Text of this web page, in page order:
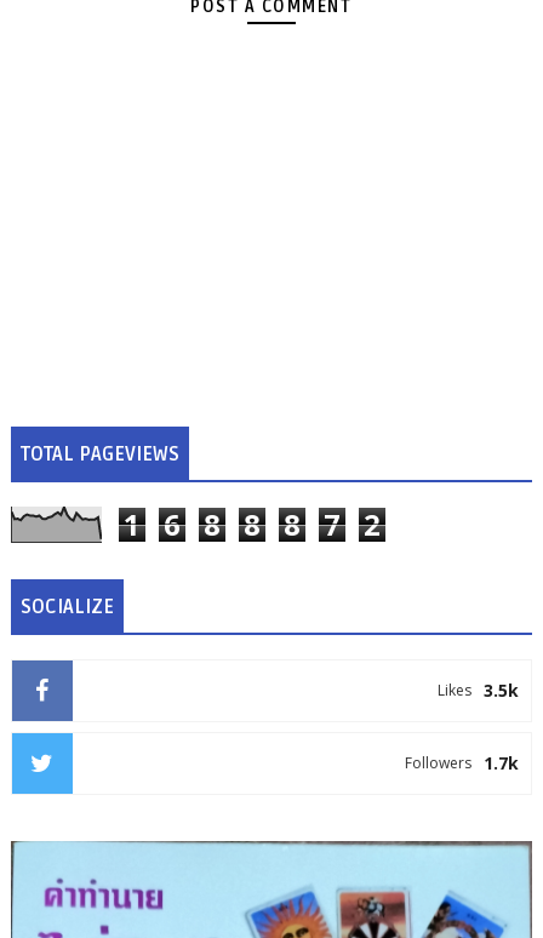
POST A COMMENT
TOTAL PAGEVIEWS
1 6 8 8 8 7 2
SOCIALIZE
3.5k
Likes
1.7k
Followers